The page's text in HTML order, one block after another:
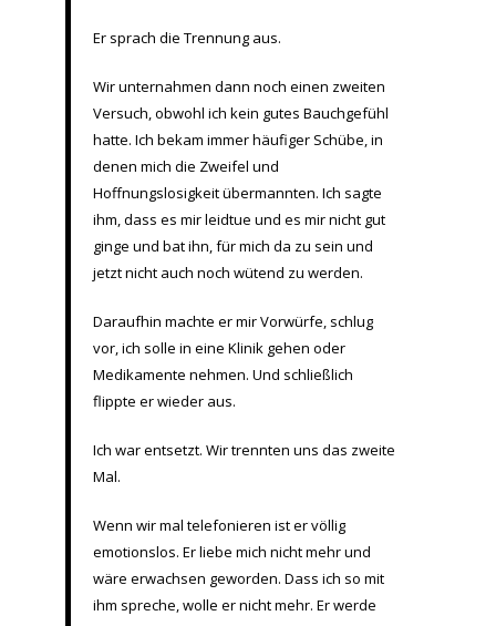
Er sprach die Trennung aus.
Wir unternahmen dann noch einen zweiten
Versuch, obwohl ich kein gutes Bauchgefühl
hatte. Ich bekam immer häufiger Schübe, in
denen mich die Zweifel und
Hoffnungslosigkeit übermannten. Ich sagte
ihm, dass es mir leidtue und es mir nicht gut
ginge und bat ihn, für mich da zu sein und
jetzt nicht auch noch wütend zu werden.
Daraufhin machte er mir Vorwürfe, schlug
vor, ich solle in eine Klinik gehen oder
Medikamente nehmen. Und schließlich
flippte er wieder aus.
Ich war entsetzt. Wir trennten uns das zweite
Mal.
Wenn wir mal telefonieren ist er völlig
emotionslos. Er liebe mich nicht mehr und
wäre erwachsen geworden. Dass ich so mit
ihm spreche, wolle er nicht mehr. Er werde